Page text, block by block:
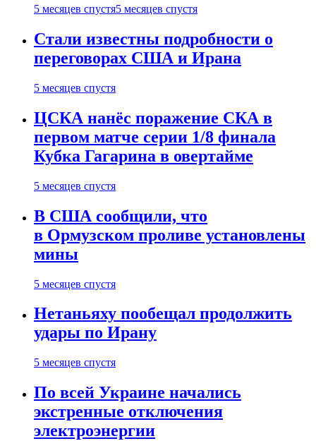
5 месяцев спустя5 месяцев спустя
Стали известны подробности о
переговорах США и Ирана
5 месяцев спустя
ЦСКА нанёс поражение СКА в
первом матче серии 1/8 финала
Кубка Гагарина в овертайме
5 месяцев спустя
В США сообщили, что
в Ормузском проливе установлены
мины
5 месяцев спустя
Нетаньяху пообещал продолжить
удары по Ирану
5 месяцев спустя
По всей Украине начались
экстренные отключения
электроэнергии